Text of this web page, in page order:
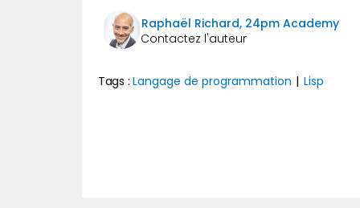
Raphaël Richard, 24pm Academy
Tags : Langage de programmation | Lisp